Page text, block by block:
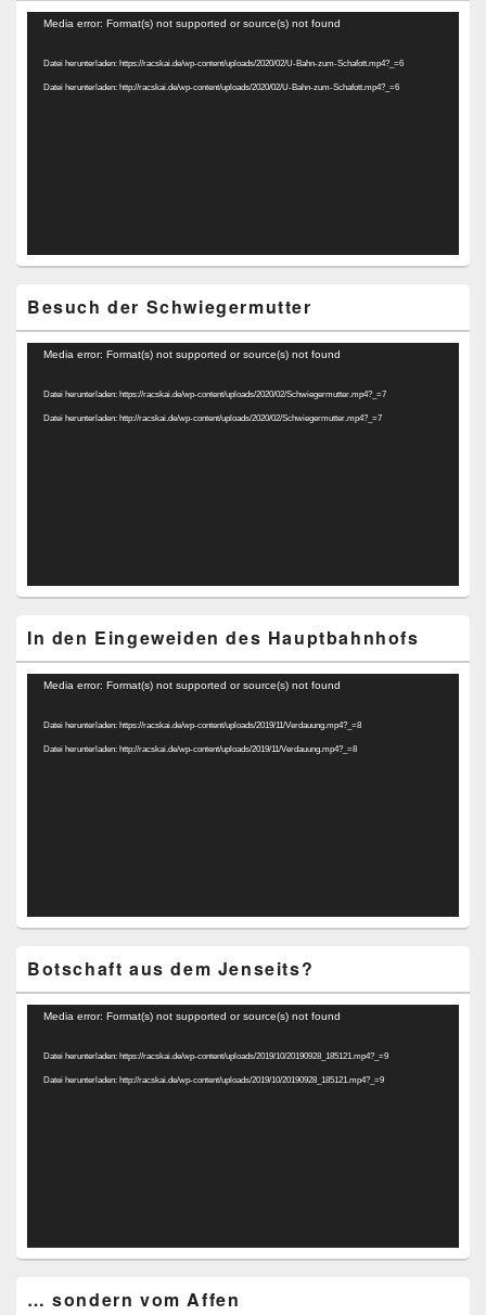
Video-
Media error: Format(s) not supported or source(s) not found
Datei herunterladen: https://racskai.de/wp-content/uploads/2020/02/U-Bahn-zum-Schafott.mp4?_=6
Datei herunterladen: http://racskai.de/wp-content/uploads/2020/02/U-Bahn-zum-Schafott.mp4?_=6
Besuch der Schwiegermutter
Video-
Media error: Format(s) not supported or source(s) not found
Datei herunterladen: https://racskai.de/wp-content/uploads/2020/02/Schwiegermutter.mp4?_=7
Datei herunterladen: http://racskai.de/wp-content/uploads/2020/02/Schwiegermutter.mp4?_=7
In den Eingeweiden des Hauptbahnhofs
Video-
Media error: Format(s) not supported or source(s) not found
Datei herunterladen: https://racskai.de/wp-content/uploads/2019/11/Verdauung.mp4?_=8
Datei herunterladen: http://racskai.de/wp-content/uploads/2019/11/Verdauung.mp4?_=8
Botschaft aus dem Jenseits?
Video-
Media error: Format(s) not supported or source(s) not found
Datei herunterladen: https://racskai.de/wp-content/uploads/2019/10/20190928_185121.mp4?_=9
Datei herunterladen: http://racskai.de/wp-content/uploads/2019/10/20190928_185121.mp4?_=9
… sondern vom Affen